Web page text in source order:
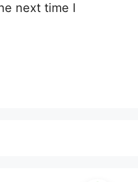
next time I